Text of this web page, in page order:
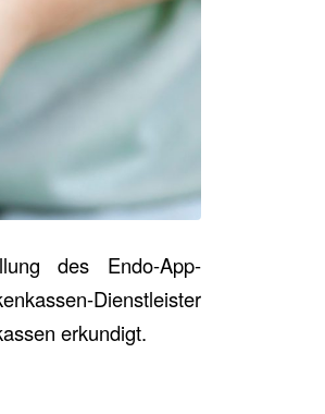
des Endo-App-
Dienstleister
erkundigt.